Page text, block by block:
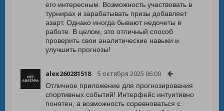
его интересным. Возможность участвовать в
турнирах и зарабатывать призы добавляет
азарт. Однако иногда бывают недочеты в
работе. В целом, это отличный способ
проверить свои аналитические навыки и
улучшить прогнозы!
alex260281518 5 октября 2025 06:00
Отличное приложение для прогнозирования
спортивных событий! Интерфейс интуитивно
понятен, а возможность соревноваться с